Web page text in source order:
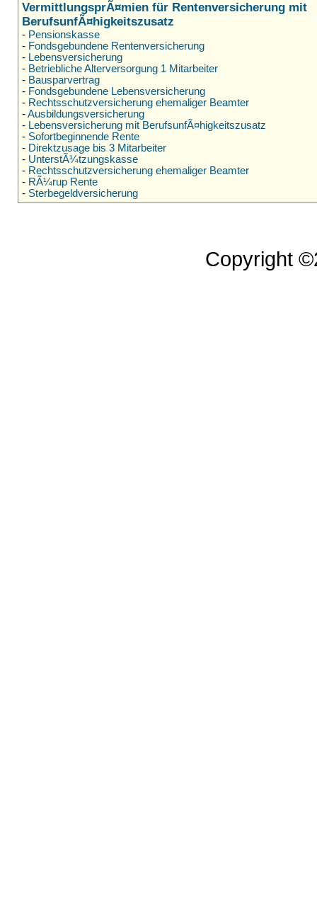
VermittlungsprÃ¤mien für Rentenversicherung mit
BerufsunfÃ¤higkeitszusatz
- Pensionskasse
- Fondsgebundene Rentenversicherung
- Lebensversicherung
- Betriebliche Alterversorgung 1 Mitarbeiter
- Bausparvertrag
- Fondsgebundene Lebensversicherung
- Rechtsschutzversicherung ehemaliger Beamter
-Ausbildungsversicherung
- Lebensversicherung mit BerufsunfÃ¤higkeitszusatz
- Sofortbeginnende Rente
- Direktzusage bis 3 Mitarbeiter
- UnterstÃ¼tzungskasse
- Rechtsschutzversicherung ehemaliger Beamter
- RÃ¼rup Rente
- Sterbegeldversicherung
Copyright